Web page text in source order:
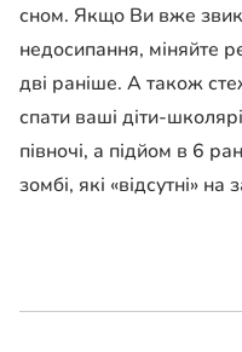
сном. Якщо Ви вже
недосипання, міняйте
дві раніше. А також
спати ваші діти-
півночі, а підйом в 6
зомбі, які «відсутні» на